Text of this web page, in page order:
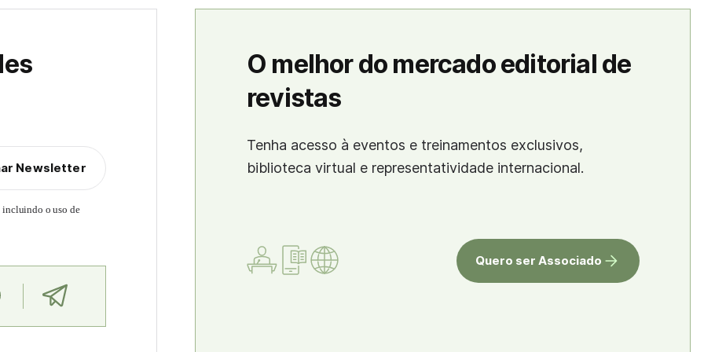
Newsletter
incluindo o uso de
O melhor do mercado editorial de
revistas
Tenha acesso à eventos e treinamentos exclusivos,
biblioteca virtual e representatividade internacional.
Quero ser Associado